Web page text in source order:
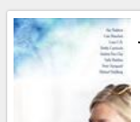
B2B